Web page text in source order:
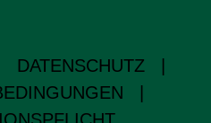
DATENSCHUTZ